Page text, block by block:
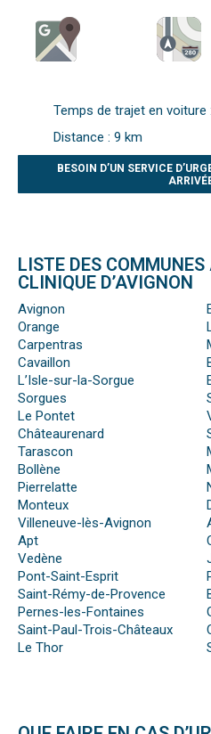
Temps de trajet en voiture
Distance : 9 km
BESOIN D’UN SERVICE
LISTE DES
CLINIQUE D’AVIGNON
Avignon
Orange
Carpentras
Cavaillon
L’Isle-sur-la-Sorgue
Sorgues
Le Pontet
Châteaurenard
Tarascon
Bollène
Pierrelatte
Monteux
Villeneuve-lès-Avignon
Apt
Vedène
Pont-Saint-Esprit
Saint-Rémy-de-Provence
Pernes-les-Fontaines
Saint-Paul-Trois-Châteaux
Le Thor